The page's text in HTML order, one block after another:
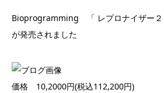
Bioprogramming 「 レプロナイザー２
が発売されました
価格 10,2000円(税込112,200円)